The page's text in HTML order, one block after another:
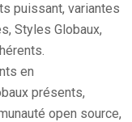
puissant, variantes
Styles Globaux,
en
présents,
open source,